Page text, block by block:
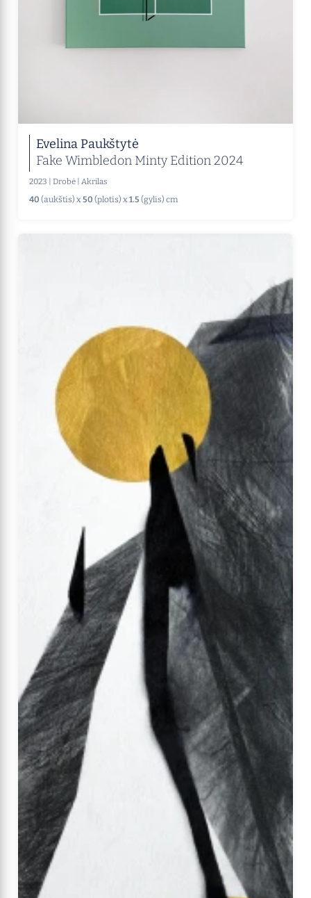
Evelina Paukštytė
Fake Wimbledon Minty Edition 2024
2023 Drobė Akrilas
40 (aukštis) x50 (plotis) x1.5 (gylis) cm